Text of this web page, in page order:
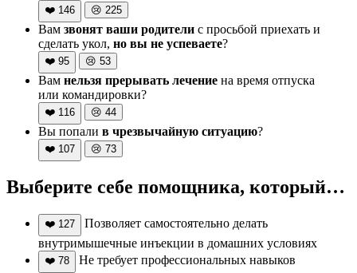
❤️ 146 😢 225
Вам звонят ваши родители с просьбой приехать и
сделать укол, но вы не успеваете?
❤️ 95 😢 53
Вам нельзя прерывать лечение на время отпуска
или командировки?
❤️ 116 😢 44
Вы попали в чрезвычайную ситуацию?
❤️ 107 😢 73
Выберите себе помощника, который…
❤️ 127
Позволяет самостоятельно делать
внутримышечные инъекции в домашних условиях
❤️ 78 Не требует профессиональных навыков